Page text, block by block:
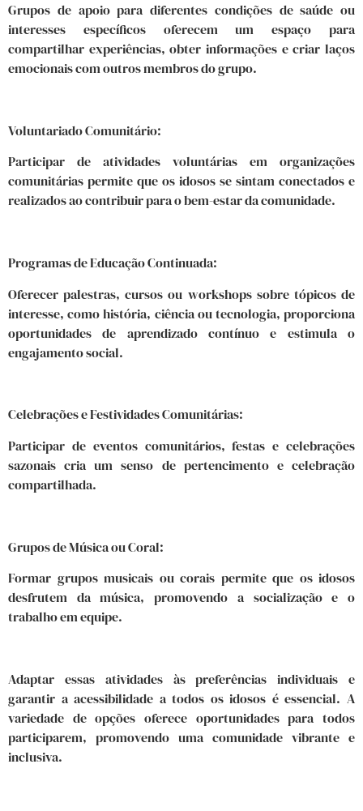
Grupos de apoio para diferentes condições de saúde ou
interesses específicos oferecem um espaço para
compartilhar experiências, obter informações e criar laços
emocionais com outros membros do grupo.
Voluntariado Comunitário:
Participar de atividades voluntárias em organizações
comunitárias permite que os idosos se sintam conectados e
realizados ao contribuir para o bem-estar da comunidade.
Programas de Educação Continuada:
Oferecer palestras, cursos ou workshops sobre tópicos de
interesse, como história, ciência ou tecnologia, proporciona
oportunidades de aprendizado contínuo e estimula o
engajamento social.
Celebrações e Festividades Comunitárias:
Participar de eventos comunitários, festas e celebrações
sazonais cria um senso de pertencimento e celebração
compartilhada.
Grupos de Música ou Coral:
Formar grupos musicais ou corais permite que os idosos
desfrutem da música, promovendo a socialização e o
trabalho em equipe.
Adaptar essas atividades às preferências individuais e
garantir a acessibilidade a todos os idosos é essencial. A
variedade de opções oferece oportunidades para todos
participarem, promovendo uma comunidade vibrante e
inclusiva.